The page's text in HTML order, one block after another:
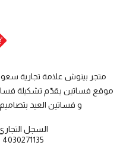
متجر بينوش علامة تجارية
موقع فساتين يقدّم تشكيلة
و فساتين العيد
السجل
4030271135